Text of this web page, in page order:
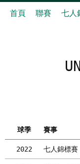
首頁 聯賽 七人
球季 賽事
2022 七人錦標